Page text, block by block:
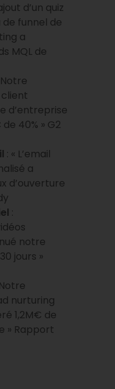
d’un quiz
funnel de
a
MQL de
Notre
d’entreprise
40% » G2
: « L’email
a
d’ouverture
:
notre
jours »
nurturing
1,2M€ de
» Rapport